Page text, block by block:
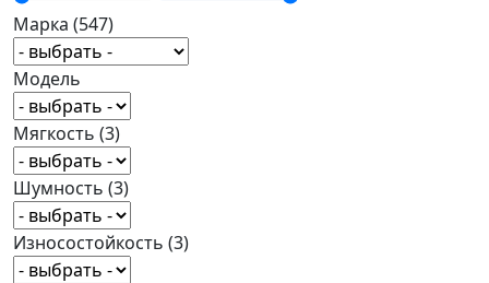
Марка (547)
Модель
Мягкость (3)
Шумность (3)
Износостойкость (3)